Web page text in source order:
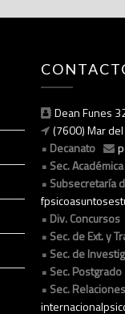
Dean Funes
(7600) Mar
Decanato
Sec. Académica
Subsecretaría
Div. Concursos
Sec. de Ext. y
Sec. de
Sec. Postgrado
Sec.